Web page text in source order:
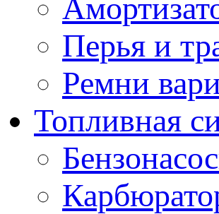
Перья и
Ремни
Топливная